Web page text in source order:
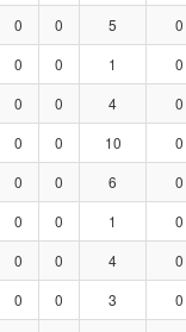
0 0 5 0
0 0 1 0
0 0 4 0
0 0 10 0
0 0 6 0
0 0 1 0
0 0 4 0
0 0 3 0